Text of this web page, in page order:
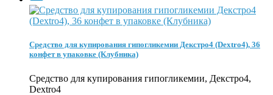
Средство для купирования гипогликемии Декстро4 (Dextro4), 36
конфет в упаковке (Клубника)
Средство для купирования гипогликемии, Декстро4,
Dextro4